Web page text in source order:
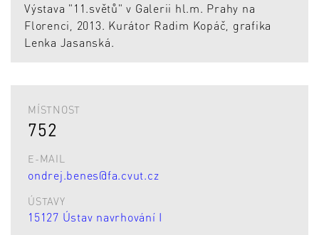
Výstava "11.světů" v Galerii hl.m. Prahy na
Florenci, 2013. Kurátor Radim Kopáč, grafika
Lenka Jasanská.
MÍSTNOST
752
E-MAIL
ondrej.benes@fa.cvut.cz
ÚSTAVY
15127 Ústav navrhování I